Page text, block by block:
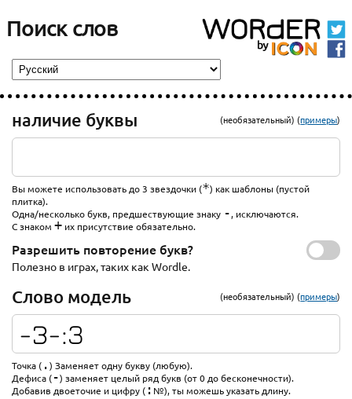
Поиск слов
наличие буквы (необязательный) (примеры)
Вы можете использовать до 3 звездочки (*) как шаблоны (пустой
плитка).
Одна/несколько букв, предшествующие знаку -, исключаются.
С знаком +их присутствие обязательно.
Разрешить повторение букв?
Полезно в играх, таких как Wordle.
Слово модель (необязательный) (примеры)
Точка (.) Заменяет одну букву (любую).
Дефиса (-) заменяет целый ряд букв (от 0 до бесконечности).
Добавив двоеточие и цифру (: №), ты можешь указать длину.